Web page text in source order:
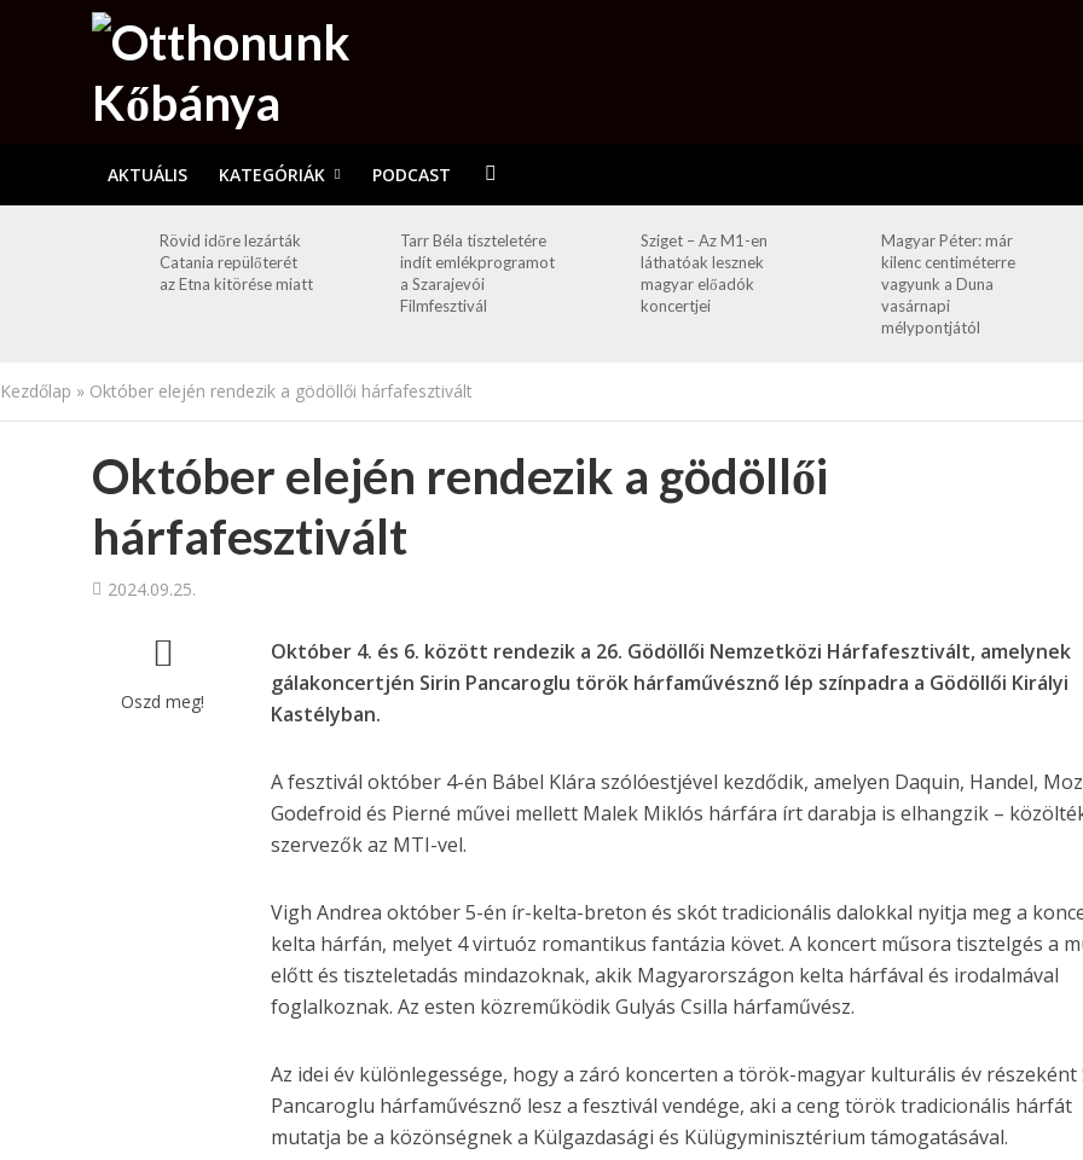
AKTUÁLIS KATEGÓRIÁK PODCAST
Rövid időre lezárták
Catania repülőterét
az Etna kitörése miatt
Tarr Béla tiszteletére
indít emlékprogramot
a Szarajevói
Filmfesztivál
Sziget – Az M1-en
láthatóak lesznek
magyar előadók
koncertjei
Magyar Péter: már
kilenc centiméterre
vagyunk a Duna
vasárnapi
mélypontjától
Kezdőlap » Október elején rendezik a gödöllői hárfafesztivált
Október elején rendezik a gödöllői
hárfafesztivált
2024.09.25.
Oszd meg!
Október 4. és 6. között rendezik a 26. Gödöllői Nemzetközi Hárfafesztivált, amelynek
gálakoncertjén Sirin Pancaroglu török hárfaművésznő lép színpadra a Gödöllői Királyi
Kastélyban.
A fesztivál október 4-én Bábel Klára szólóestjével kezdődik, amelyen Daquin, Handel,
Godefroid és Pierné művei mellett Malek Miklós hárfára írt darabja is elhangzik –
szervezők az MTI-vel.
Vigh Andrea október 5-én ír-kelta-breton és skót tradicionális dalokkal nyitja meg a
kelta hárfán, melyet 4 virtuóz romantikus fantázia követ. A koncert műsora tisztelgés a
előtt és tiszteletadás mindazoknak, akik Magyarországon kelta hárfával és irodalmával
foglalkoznak. Az esten közreműködik Gulyás Csilla hárfaművész.
Az idei év különlegessége, hogy a záró koncerten a török-magyar kulturális év részeként
Pancaroglu hárfaművésznő lesz a fesztivál vendége, aki a ceng török tradicionális hárfát
mutatja be a közönségnek a Külgazdasági és Külügyminisztérium támogatásával.